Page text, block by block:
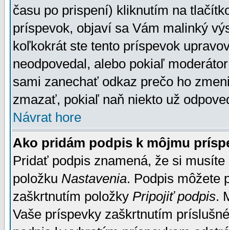
času po prispení) kliknutím na
príspevok, objaví sa Vám malinký
koľkokrát ste tento príspevok
neodpovedal, alebo pokiaľ
sami zanechať odkaz prečo ho
zmazať, pokiaľ naň niekto už
Návrat hore
Ako pridám podpis k môjmu
Pridať podpis znamená, že si
položku Nastavenia. Podpis môžete
zaškrtnutím položky Pripojiť podpis.
Vaše príspevky zaškrtnutím